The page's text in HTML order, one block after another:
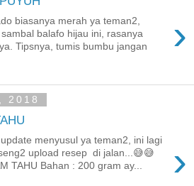
›
biasanya merah ya teman2,
balafo hijau ini, rasanya
Tipsnya, tumis bumbu jangan
2018
›
menyusul ya teman2, ini lagi
upload resep di jalan...😅😅
TAHU Bahan : 200 gram ay...